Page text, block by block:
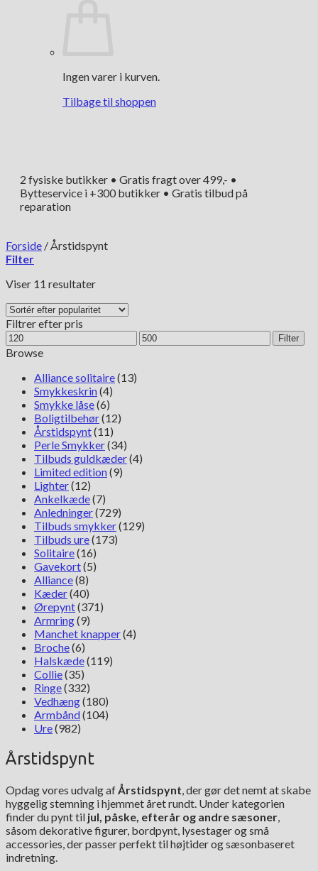
Ingen varer i kurven.
Tilbage til shoppen
2 fysiske butikker • Gratis fragt over 499,- •
Bytteservice i +300 butikker • Gratis tilbud på
reparation
Forside /Årstidspynt
Filter
Viser 11 resultaterSorteret
popularitet
Filtrer efter pris
Mindste
pris
Højeste
pris
Filter
Browse
Alliance solitaire(13)
Smykkeskrin(4)
Smykke låse(6)
Boligtilbehør(12)
Årstidspynt(11)
Perle Smykker(34)
Tilbuds guldkæder(4)
Limited edition(9)
Lighter(12)
Ankelkæde(7)
Anledninger(729)
Tilbuds smykker(129)
Tilbuds ure(173)
Solitaire(16)
Gavekort(5)
Alliance(8)
Kæder(40)
Ørepynt(371)
Armring(9)
Manchet knapper(4)
Broche(6)
Halskæde(119)
Collie(35)
Ringe(332)
Vedhæng(180)
Armbånd(104)
Ure(982)
Årstidspynt
Opdag vores udvalg afÅrstidspynt, der gør det nemt at skabe
hyggelig stemning i hjemmet året rundt. Under kategorien
finder du pynt til jul, påske, efterår og andre sæsoner,
såsom dekorative figurer, bordpynt, lysestager og små
accessories, der passer perfekt til højtider og sæsonbaseret
indretning.